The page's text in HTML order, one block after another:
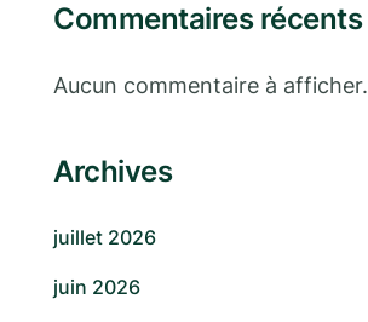
Commentaires récents
Aucun commentaire à afficher.
Archives
juillet 2026
juin 2026